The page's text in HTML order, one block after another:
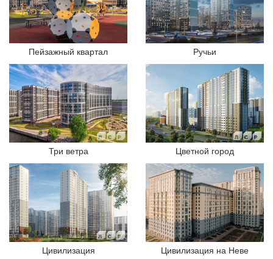
Пейзажный квартал Ручьи
Три ветра Цветной город
Цивилизация Цивилизация на Неве